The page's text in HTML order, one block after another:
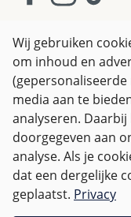
Privacy policy &
Alle prijzen incl.
Wij gebruiken
om inhoud en
media aan te
analyseren.
doorgegeven aan
analyse. Als je
dat een dergelijke
geplaatst. Privacy